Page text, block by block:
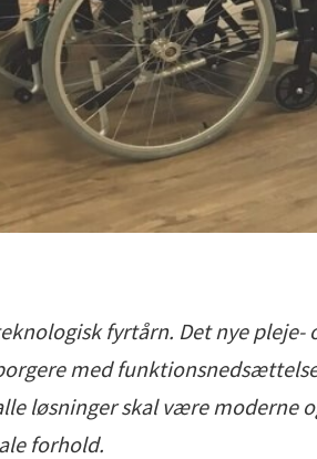
fyrtårn. Det nye pleje-
med
løsninger skal være moderne
forhold.